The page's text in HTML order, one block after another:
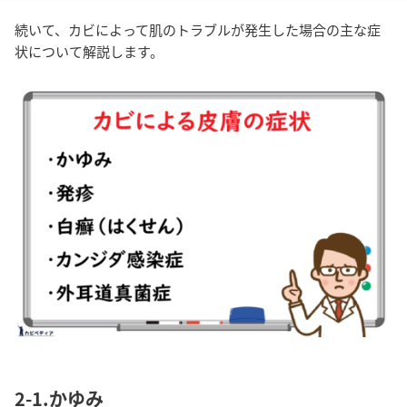
続いて、カビによって肌のトラブルが発生した場合の主な症
状について解説します。
2-1.かゆみ